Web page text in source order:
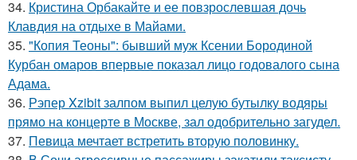
34. Кристина Орбакайте и ее повзрослевшая дочь
Клавдия на отдыхе в Майами.
35. "Копия Теоны": бывший муж Ксении Бородиной
Курбан омаров впервые показал лицо годовалого сына
Адама.
36. Рэпер Xzibit залпом выпил целую бутылку водяры
прямо на концерте в Москве, зал одобрительно загудел.
37. Певица мечтает встретить вторую половинку.